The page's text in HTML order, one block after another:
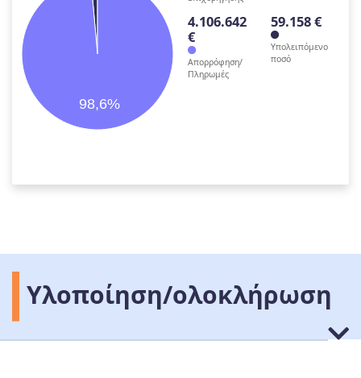
98,6%
4.106.642
€
Απορρόφηση/
Πληρωμές
59.158 €
Υπολειπόμενο
ποσό
Υλοποίηση/ολοκλήρωση